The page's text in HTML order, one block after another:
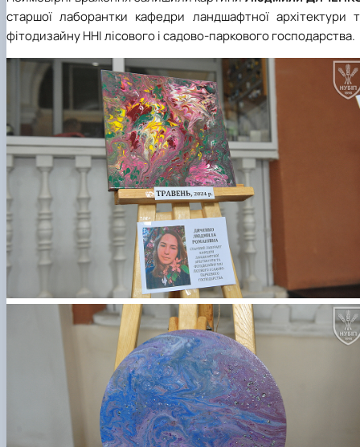
старшої лаборантки кафедри ландшафтної архітектури
фітодизайну ННІ лісового і садово-паркового господарства.